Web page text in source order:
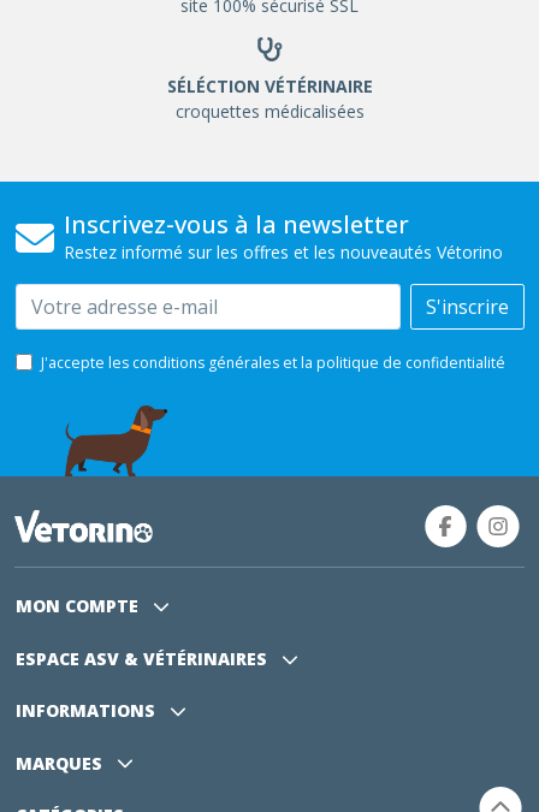
site 100% sécurisé SSL
SÉLÉCTION VÉTÉRINAIRE
croquettes médicalisées
Inscrivez-vous à la newsletter
Restez informé sur les offres et les nouveautés Vétorino
Email S'inscrire
J'accepte les conditions générales et la politique de confidentialité
MON COMPTE
ESPACE ASV & VÉTÉRINAIRES
INFORMATIONS
MARQUES